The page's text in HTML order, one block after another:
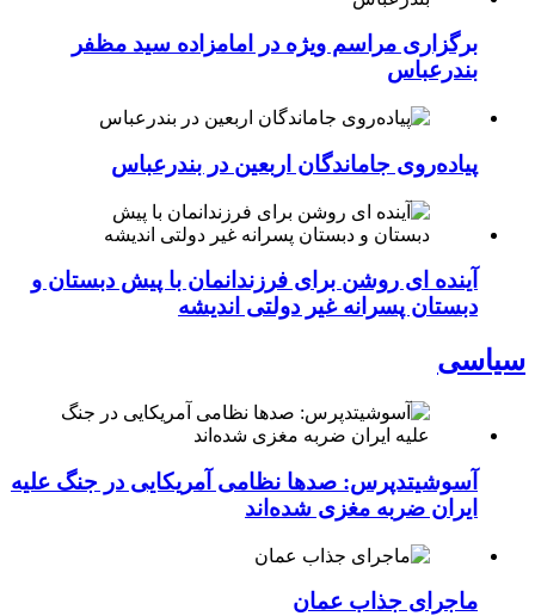
برگزاری مراسم ویژه در امامزاده سید مظفر
بندرعباس
پیاده‌روی جاماندگان اربعین در بندرعباس
آینده ای روشن برای فرزندانمان با پیش دبستان و
دبستان پسرانه غیر دولتی اندیشه
سیاسی
آسوشیتدپرس: صدها نظامی آمریکایی در جنگ علیه
ایران ضربه مغزی شده‌اند
ماجرای جذاب عمان